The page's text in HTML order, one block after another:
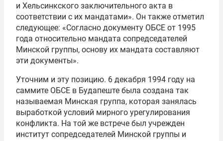
и Хельсинкского заключительного акта в
соответствии с их мандатами». Он также отметил
следующее: «Согласно документу ОБСЕ от 1995
года относительно мандата сопредседателей
Минской группы, основу их мандата составляют
эти документы».
Уточним и эту позицию. 6 декабря 1994 году на
саммите ОБСЕ в Будапеште была создана так
называемая Минская группа, которая занялась
выработкой условий мирного урегулирования
конфликта. На той же встрече был учрежден
институт сопредседателей Минской группы и